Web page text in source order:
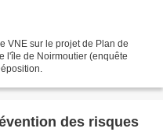
VNE sur le projet de Plan de
l'île de Noirmoutier (enquête
des risques